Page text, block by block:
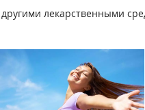
лекарственными